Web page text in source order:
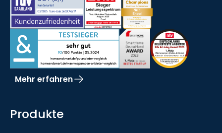
Mehr erfahren
Produkte